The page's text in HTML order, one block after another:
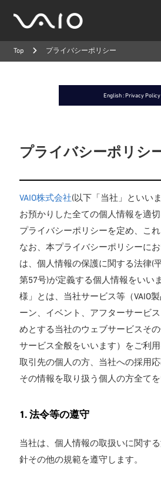
公
式
サ
Top プライバシーポリシー
English : Privacy Policy
プライバシーポリシ
VAIO株式会社(以下「当社」といい
お預かりした全ての個人情報を適
プライバシーポリシーを定め、これ
なお、本プライバシーポリシーに
は、個人情報の保護に関する法律(
第57号)が定義する個人情報をいい
様」とは、当社サービス等（VAIO
ーン、イベント、アフターサービス
めとする当社のウェブサービスそ
サービス全般をいいます）をご利
取引先の個人の方、当社への採用
その情報を取り扱う個人の方全てを
1. 法令等の遵守
当社は、個人情報の取扱いに関す
針その他の規範を遵守します。